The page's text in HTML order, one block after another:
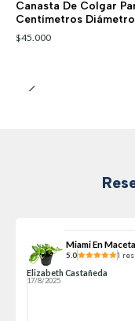
Canasta De Colgar
Centímetros Diámetro
$45.000
Miami En
5.0 1
Elizabeth Castañeda
17/8/2025